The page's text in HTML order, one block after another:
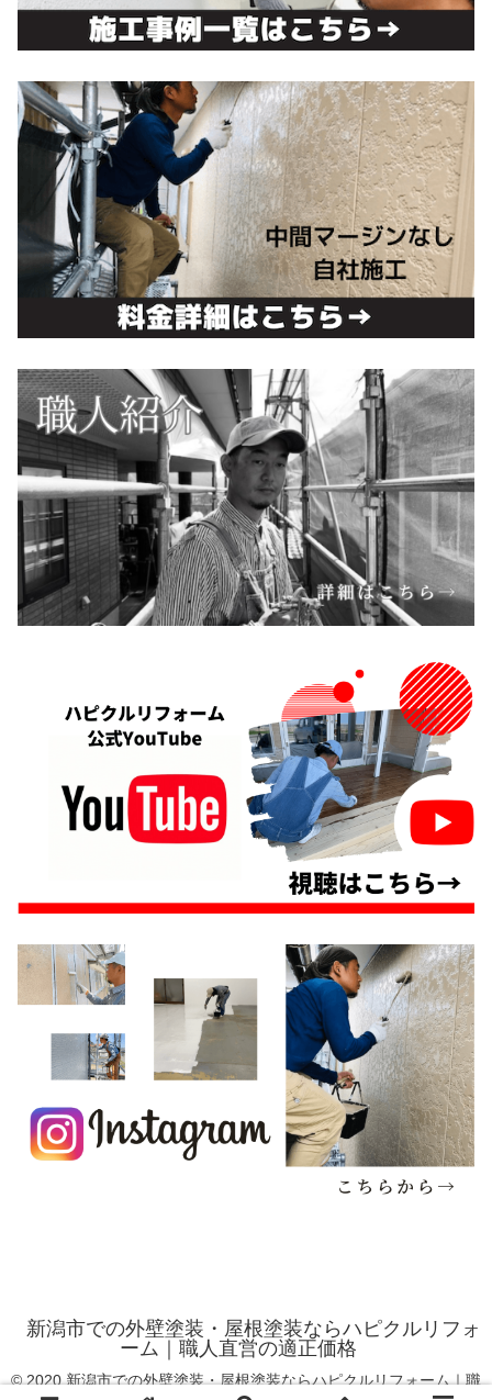
新潟市での外壁塗装・屋根塗装ならハピクルリフォ
ーム｜職人直営の適正価格
© 2020 新潟市での外壁塗装・屋根塗装ならハピクルリフォーム｜職